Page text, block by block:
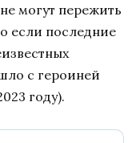
могут пережить
если последние
с героиней
году).